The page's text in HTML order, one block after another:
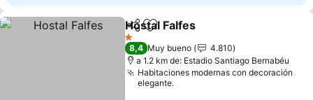
CompartirAgregar a favoritos
Hostal Falfes
1 Estrellas
8,4 Muy bueno
4.810
a 1.2 km de: Estadio Santiago Bernabéu
Habitaciones modernas con decoración
elegante.